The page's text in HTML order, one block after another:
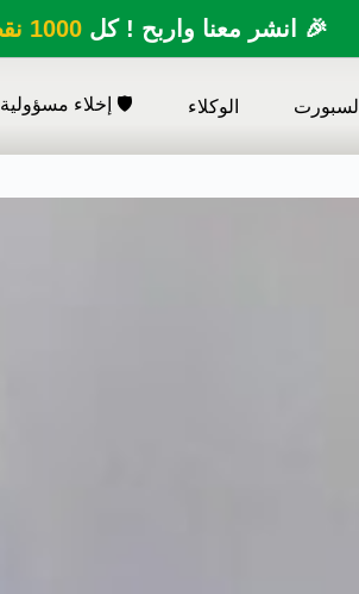
🎉 انشر معنا واربح ! كل1000 نقطة
السبورت الوكلاء 🛡️ إخلاء مسؤولية